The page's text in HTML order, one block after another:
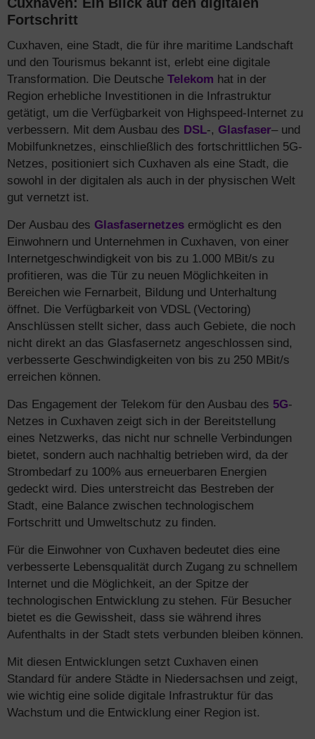
Fortschritt
Cuxhaven, eine Stadt, die für ihre maritime Landschaft
und den Tourismus bekannt ist, erlebt eine digitale
Transformation. Die Deutsche Telekom hat in der
Region erhebliche Investitionen in die Infrastruktur
getätigt, um die Verfügbarkeit von Highspeed-Internet zu
verbessern. Mit dem Ausbau des DSL-, Glasfaser– und
Mobilfunknetzes, einschließlich des fortschrittlichen 5G-
Netzes, positioniert sich Cuxhaven als eine Stadt, die
sowohl in der digitalen als auch in der physischen Welt
gut vernetzt ist.
Der Ausbau des Glasfasernetzes ermöglicht es den
Einwohnern und Unternehmen in Cuxhaven, von einer
Internetgeschwindigkeit von bis zu 1.000 MBit/s zu
profitieren, was die Tür zu neuen Möglichkeiten in
Bereichen wie Fernarbeit, Bildung und Unterhaltung
öffnet. Die Verfügbarkeit von VDSL (Vectoring)
Anschlüssen stellt sicher, dass auch Gebiete, die noch
nicht direkt an das Glasfasernetz angeschlossen sind,
verbesserte Geschwindigkeiten von bis zu 250 MBit/s
erreichen können.
Das Engagement der Telekom für den Ausbau des 5G-
Netzes in Cuxhaven zeigt sich in der Bereitstellung
eines Netzwerks, das nicht nur schnelle Verbindungen
bietet, sondern auch nachhaltig betrieben wird, da der
Strombedarf zu 100% aus erneuerbaren Energien
gedeckt wird. Dies unterstreicht das Bestreben der
Stadt, eine Balance zwischen technologischem
Fortschritt und Umweltschutz zu finden.
Für die Einwohner von Cuxhaven bedeutet dies eine
verbesserte Lebensqualität durch Zugang zu schnellem
Internet und die Möglichkeit, an der Spitze der
technologischen Entwicklung zu stehen. Für Besucher
bietet es die Gewissheit, dass sie während ihres
Aufenthalts in der Stadt stets verbunden bleiben können.
Mit diesen Entwicklungen setzt Cuxhaven einen
Standard für andere Städte in Niedersachsen und zeigt,
wie wichtig eine solide digitale Infrastruktur für das
Wachstum und die Entwicklung einer Region ist.